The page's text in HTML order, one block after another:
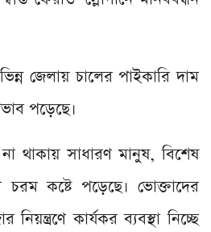
জেলায় চালের পাইকারি দাম
পড়েছে।
না থাকায় সাধারণ মানুষ, বিশেষ
চরম কষ্টে পড়েছে। ভোক্তাদের
কার্যকর ব্যবস্থা নিচ্ছে